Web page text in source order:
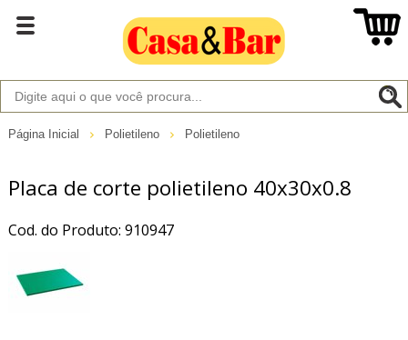
Página Inicial Polietileno Polietileno
Placa de corte polietileno 40x30x0.8
Cod. do Produto: 910947